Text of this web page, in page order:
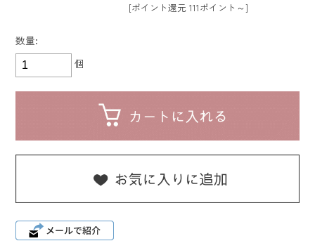
巾着袋
ランチョンマット
大きめサイズ
小さめサイズ
ポーチ
おむつポーチ
スリーパー
帽子
ポーチ
ヌビポーチ
マルチポーチ
キーホルダー・ストラップ
雑貨・インテリア
分別・収納グッズ
韓国雑貨
ヌビバッグ
[ポイント還元 111ポイント～]
数量:
個